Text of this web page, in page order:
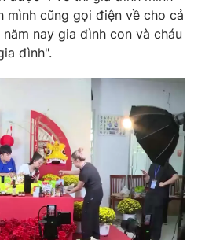
và báo điện tử số 483/GP-BTTTT
Thị Mỹ Hạnh, Phạm Quốc Thắng,
- 024.38 355 932
897 897
mình cũng gọi điện về cho cả
nay gia đình con và cháu
đình".